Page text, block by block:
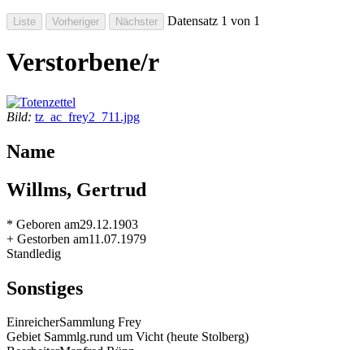
Datensatz 1 von 1
Verstorbene/r
Bild: tz_ac_frey2_711.jpg
Name
Willms, Gertrud
* Geboren am29.12.1903
+ Gestorben am11.07.1979
Standledig
Sonstiges
EinreicherSammlung Frey
Gebiet Sammlg.rund um Vicht (heute Stolberg)